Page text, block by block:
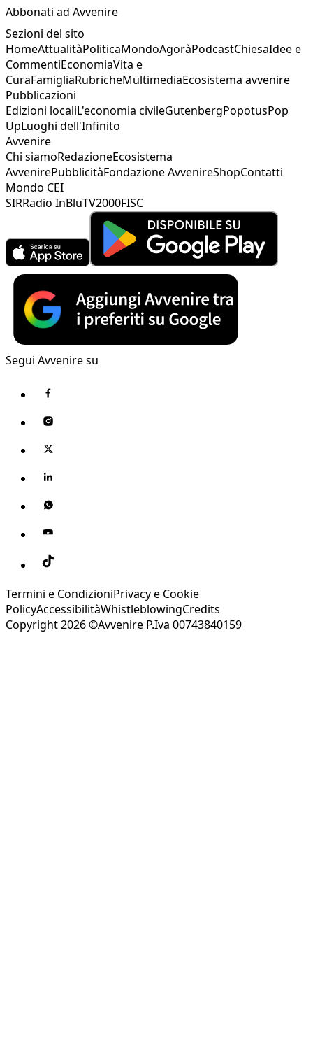
Abbonati ad Avvenire
Sezioni del sito
HomeAttualitàPoliticaMondoAgoràPodcastChiesaIdee e
CommentiEconomiaVita e
CuraFamigliaRubricheMultimediaEcosistema avvenire
Pubblicazioni
Edizioni localiL'economia civileGutenbergPopotusPop
UpLuoghi dell'Infinito
Avvenire
Chi siamoRedazioneEcosistema
AvvenirePubblicitàFondazione AvvenireShopContatti
Mondo CEI
SIRRadio InBluTV2000FISC
Segui Avvenire su
Termini e CondizioniPrivacy e Cookie
PolicyAccessibilitàWhistleblowingCredits
Copyright 2026 ©Avvenire P.Iva 00743840159